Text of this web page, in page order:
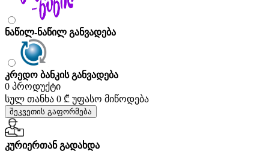
ნაწილ-ნაწილ განვადება
კრედო ბანკის განვადება
0 პროდუქტი
სულ თანხა 0 ₾ უფასო მიწოდება
შეკვეთის გაფორმება
კურიერთან გადახდა